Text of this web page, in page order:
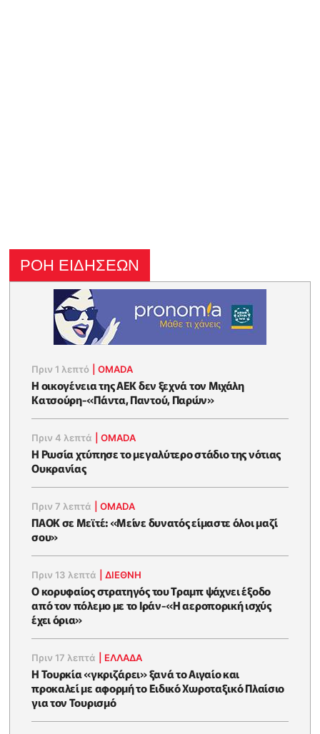
ΡΟΗ ΕΙΔΗΣΕΩΝ
Πριν 1 λεπτό |OMADA
Η οικογένεια της ΑΕΚ δεν ξεχνά τον Μιχάλη
Κατσούρη-«Πάντα, Παντού, Παρών»
Πριν 4 λεπτά |OMADA
Η Ρωσία χτύπησε το μεγαλύτερο στάδιο της νότιας
Ουκρανίας
Πριν 7 λεπτά |OMADA
ΠΑΟΚ σε Μεϊτέ: «Μείνε δυνατός είμαστε όλοι μαζί
σου»
Πριν 13 λεπτά |ΔΙΕΘΝΗ
Ο κορυφαίος στρατηγός του Τραμπ ψάχνει έξοδο
από τον πόλεμο με το Ιράν-«Η αεροπορική ισχύς
έχει όρια»
Πριν 17 λεπτά ΕΛΛΑΔΑ
Η Τουρκία «γκριζάρει» ξανά το Αιγαίο και
προκαλεί με αφορμή το Ειδικό Χωροταξικό Πλαίσιο
για τον Τουρισμό